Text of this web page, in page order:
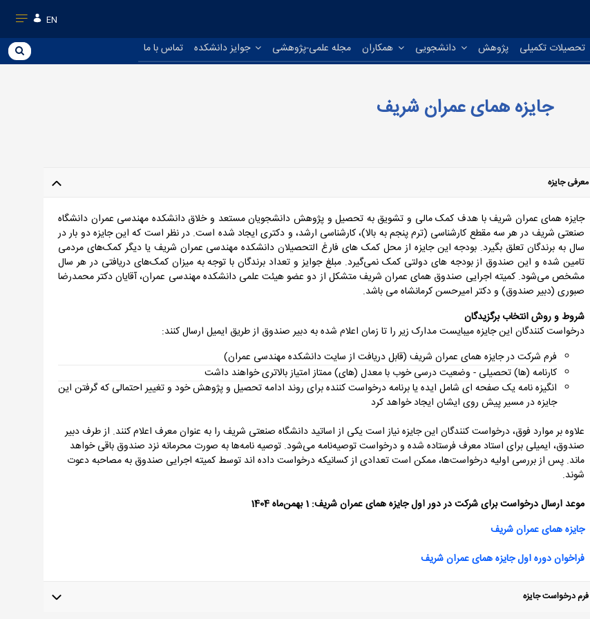
EN
تحصیلات تکمیلی پژوهش دانشجویی همکاران مجله علمی-پژوهشی جوایز دانشکده تماس با ما
جایزه همای عمران شریف
معرفی جایزه
جایزه همای عمران شریف با هدف کمک مالی و تشویق به تحصیل و پژوهش دانشجویان مستعد و خلاق دانشکده مهندسی عمران دانشگاه
صنعتی شریف در هر سه مقطع کارشناسی (ترم پنجم به بالا)، کارشناسی ارشد، و دکتری ایجاد شده است. در نظر است که این جایزه دو بار در
سال به برندگان تعلق بگیرد. بودجه این جایزه از محل کمک های فارغ التحصیلان دانشکده مهندسی عمران شریف یا دیگر کمک‌های مردمی
تامین شده و این صندوق از بودجه های دولتی کمک نمی‌گیرد. مبلغ جوایز و تعداد برندگان با توجه به میزان کمک‌های دریافتی در هر سال
مشخص می‌شود. کمیته اجرایی صندوق همای عمران شریف متشکل از دو عضو هیئت علمی دانشکده مهندسی عمران، آقایان دکتر محمدرضا
صبوری (دبیر صندوق) و دکتر امیرحسن کرمانشاه می باشد.
شروط و روش انتخاب برگزیدگان
درخواست کنندگان این جایزه میبایست مدارک زیر را تا زمان اعلام شده به دبیر صندوق از طریق ایمیل ارسال کنند:
فرم شرکت در جایزه همای عمران شریف (قابل دریافت از سایت دانشکده مهندسی عمران)
کارنامه (ها) تحصیلی - وضعیت درسی خوب با معدل (های) ممتاز امتیاز بالاتری خواهند داشت
انگیزه نامه یک صفحه ای شامل ایده یا برنامه درخواست کننده برای روند ادامه تحصیل و پژوهش خود و تغییر احتمالی که گرفتن این
جایزه در مسیر پیش روی ایشان ایجاد خواهد کرد
علاوه بر موارد فوق، درخواست کنندگان این جایزه نیاز است یکی از اساتید دانشگاه صنعتی شریف را به عنوان معرف اعلام کنند. از طرف دبیر
صندوق، ایمیلی برای استاد معرف فرستاده شده و درخواست توصیه‌نامه می‌شود. توصیه نامه‌ها به صورت محرمانه نزد صندوق باقی خواهد
ماند. پس از بررسی اولیه درخواست‌ها، ممکن است تعدادی از کسانیکه درخواست داده اند توسط کمیته اجرایی صندوق به مصاحبه دعوت
شوند.
موعد ارسال درخواست برای شرکت در دور اول جایزه همای عمران شریف: 1 بهمن‌ماه 1404
​​​​​​​جایزه همای عمران شریف
فراخوان دوره اول جایزه همای عمران شریف
فرم درخواست جایزه